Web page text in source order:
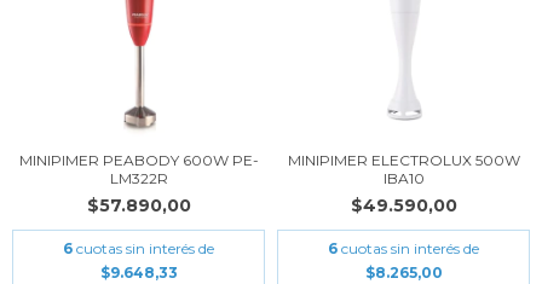
MINIPIMER PEABODY 600W PE-
LM322R
$57.890,00
6 cuotas sin interés de
$9.648,33
MINIPIMER ELECTROLUX 500W
IBA10
$49.590,00
6 cuotas sin interés de
$8.265,00